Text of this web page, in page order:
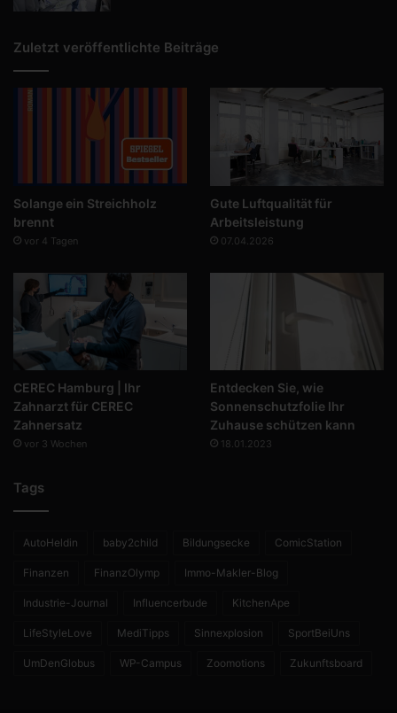
Zuletzt veröffentlichte Beiträge
Solange ein Streichholz
brennt
vor 4 Tagen
Gute Luftqualität für
Arbeitsleistung
07.04.2026
CEREC Hamburg | Ihr
Zahnarzt für CEREC
Zahnersatz
vor 3 Wochen
Entdecken Sie, wie
Sonnenschutzfolie Ihr
Zuhause schützen kann
18.01.2023
Tags
AutoHeldin baby2child Bildungsecke ComicStation
Finanzen FinanzOlymp Immo-Makler-Blog
Industrie-Journal Influencerbude KitchenApe
LifeStyleLove MediTipps Sinnexplosion SportBeiUns
UmDenGlobus WP-Campus Zoomotions Zukunftsboard